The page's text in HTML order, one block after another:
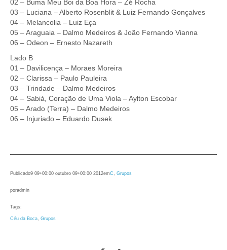
02 – Buma Meu Boi da Boa Hora – Zé Rocha
03 – Luciana – Alberto Rosenblit & Luiz Fernando Gonçalves
04 – Melancolia – Luiz Eça
05 – Araguaia – Dalmo Medeiros & João Fernando Vianna
06 – Odeon – Ernesto Nazareth
Lado B
01 – Davilicença – Moraes Moreira
02 – Clarissa – Paulo Pauleira
03 – Trindade – Dalmo Medeiros
04 – Sabiá, Coração de Uma Viola – Aylton Escobar
05 – Arado (Terra) – Dalmo Medeiros
06 – Injuriado – Eduardo Dusek
Publicado9 09+00:00 outubro 09+00:00 2012emC Grupos
poradmin
Tags:
Céu da Boca Grupos